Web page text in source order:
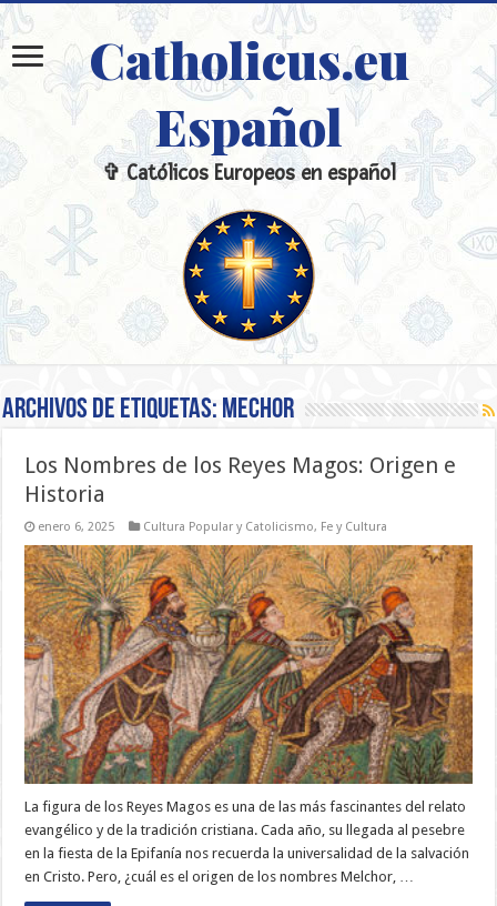
Catholicus.eu
Español
✞ Católicos Europeos en español
Archivos de etiquetas: Mechor
Los Nombres de los Reyes Magos: Origen e
Historia
enero 6, 2025 Cultura Popular y Catolicismo, Fe y Cultura
La figura de los Reyes Magos es una de las más fascinantes del relato
evangélico y de la tradición cristiana. Cada año, su llegada al pesebre
en la fiesta de la Epifanía nos recuerda la universalidad de la salvación
en Cristo. Pero, ¿cuál es el origen de los nombres Melchor, …